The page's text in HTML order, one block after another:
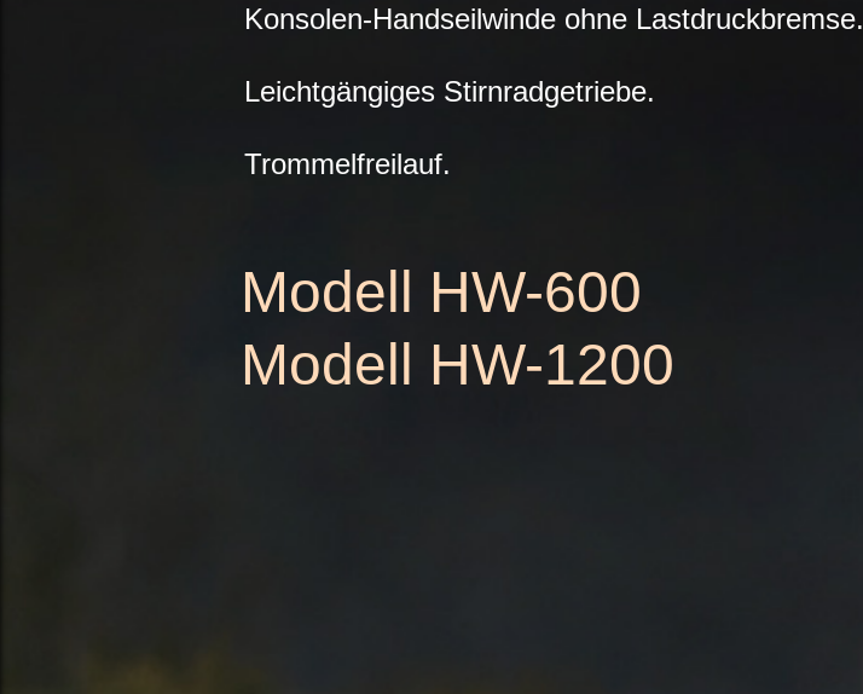
Konsolen-Handseilwinde ohne Lastdruckbremse.
Leichtgängiges Stirnradgetriebe.
Trommelfreilauf.
Modell HW-600
Modell HW-1200